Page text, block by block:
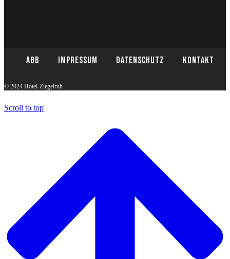
AGB Impressum Datenschutz Kontakt
© 2024 Hotel-Ziegelruh
Scroll to top